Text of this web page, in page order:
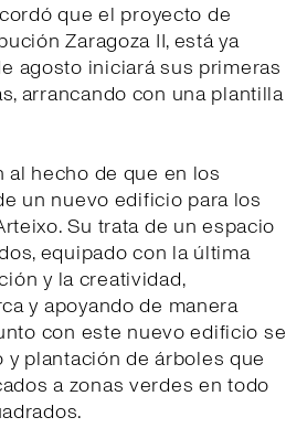
que el proyecto de
Zaragoza II, está ya
agosto iniciará sus primeras
arrancando con una plantilla
hecho de que en los
un nuevo edificio para los
Su trata de un espacio
equipado con la última
y la creatividad,
y apoyando de manera
con este nuevo edificio se
plantación de árboles que
a zonas verdes en todo